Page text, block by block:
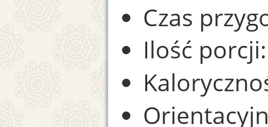
Czas
Ilość porcji: